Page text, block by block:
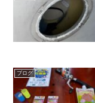
ブログ